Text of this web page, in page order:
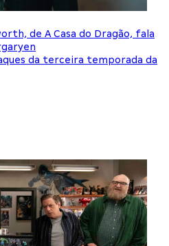
de A Casa do Dragão, fala
da terceira temporada da